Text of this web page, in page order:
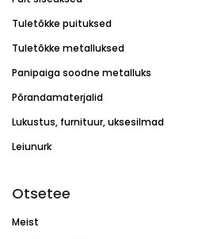
Tuletõkke puituksed
Tuletõkke metalluksed
Panipaiga soodne metalluks
Põrandamaterjalid
Lukustus, furnituur, uksesilmad
Leiunurk
Otsetee
Meist